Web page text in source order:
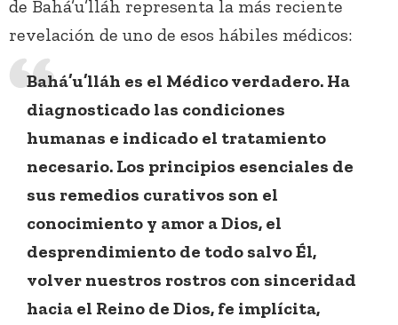
de Bahá’u’lláh representa la más reciente
revelación de uno de esos hábiles médicos:
Bahá’u’lláh es el Médico verdadero. Ha
diagnosticado las condiciones
humanas e indicado el tratamiento
necesario. Los principios esenciales de
sus remedios curativos son el
conocimiento y amor a Dios, el
desprendimiento de todo salvo Él,
volver nuestros rostros con sinceridad
hacia el Reino de Dios, fe implícita,